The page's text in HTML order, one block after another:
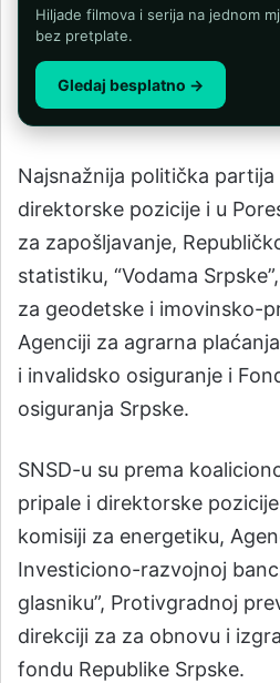
Hiljade filmova i serija na jednom
bez pretplate.
Gledaj besplatno →
Najsnažnija politička partija
direktorske pozicije i u
za zapošljavanje,
statistiku, “Vodama
za geodetske i imovinsko-
Agenciji za agrarna
i invalidsko osiguranje i
osiguranja Srpske.
SNSD-u su prema
pripale i direktorske
komisiji za energetiku,
Investiciono-razvojnoj
glasniku”, Protivgradnoj
direkciji za za obnovu i
fondu Republike Srpske.